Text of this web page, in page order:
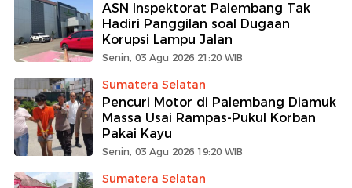
ASN Inspektorat Palembang Tak
Hadiri Panggilan soal Dugaan
Korupsi Lampu Jalan
Senin, 03 Agu 2026 21:20 WIB
Sumatera Selatan
Pencuri Motor di Palembang Diamuk
Massa Usai Rampas-Pukul Korban
Pakai Kayu
Senin, 03 Agu 2026 19:20 WIB
Sumatera Selatan